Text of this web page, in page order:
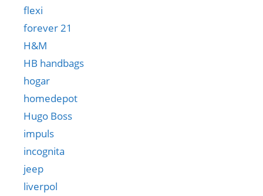
flexi
forever 21
H&M
HB handbags
hogar
homedepot
Hugo Boss
impuls
incognita
jeep
liverpol